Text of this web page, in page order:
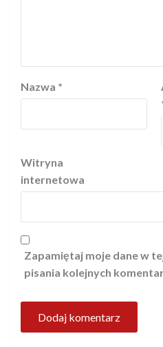
Nazwa *
Witryna
internetowa
Zapamiętaj moje dane w
pisania kolejnych